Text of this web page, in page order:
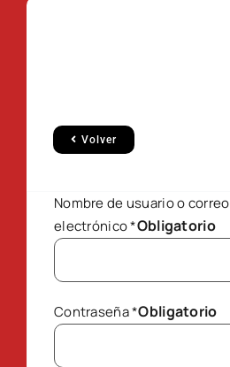
Volver
Nombre de usuario o correo
electrónico*Obligatorio
Contraseña*Obligatorio